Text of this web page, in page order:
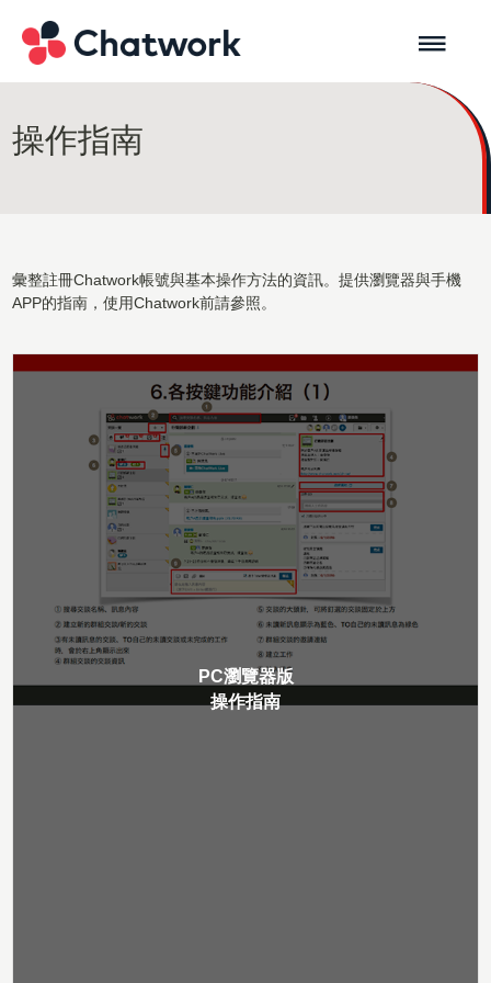
操作指南
彙整註冊Chatwork帳號與基本操作方法的資訊。提供瀏覽器與手機
APP的指南，使用Chatwork前請參照。
PC瀏覽器版
操作指南